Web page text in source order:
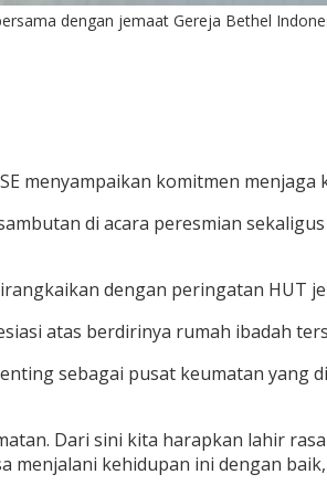
dengan jemaat Gereja Bethel
menyampaikan komitmen
di acara peresmian
dengan peringatan HUT
atas berdirinya rumah ibadah
sebagai pusat keumatan yang
Dari sini kita harapkan lahir
menjalani kehidupan ini dengan